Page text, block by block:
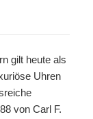
gilt heute als
Uhren
von Carl F.